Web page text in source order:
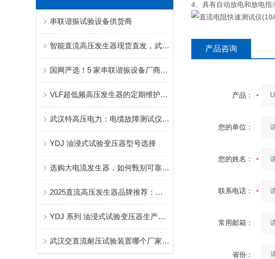
串联谐振试验设备供货商
智能直流高压发生器现货直发，武汉特高压让采购不再等！
国网严选！5 家串联谐振设备厂商，核心技术ling跑同行
VLF超低频高压发生器的定期维护保养方法分享
武汉特高压电力：电缆故障测试仪现货速发，保障化工电力电缆高效运维​
YDJ 油浸式试验变压器型号选择
选购大电流发生器，如何甄别可靠厂家？看这家企业的务实之道
2025直流高压发生器品牌推荐：口碑之选，让每一次测试都值得信赖
YDJ 系列 油浸式试验变压器生产公司
武汉交直流耐压试验装置哪个厂家好，武汉特高压设备化工特殊场景适配分析
4、具有自动放电和放电指
产品咨询
产品：
您的单位：
您的姓名：
联系电话：
常用邮箱：
省份：